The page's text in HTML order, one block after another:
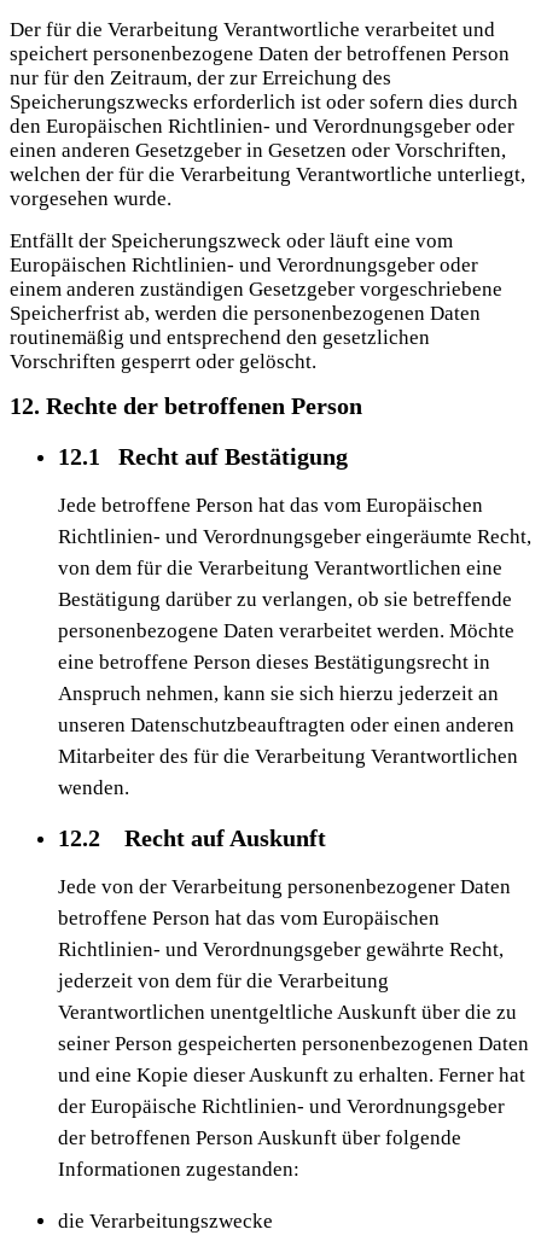
Der für die Verarbeitung Verantwortliche verarbeitet und
speichert personenbezogene Daten der betroffenen Person
nur für den Zeitraum, der zur Erreichung des
Speicherungszwecks erforderlich ist oder sofern dies durch
den Europäischen Richtlinien- und Verordnungsgeber oder
einen anderen Gesetzgeber in Gesetzen oder Vorschriften,
welchen der für die Verarbeitung Verantwortliche unterliegt,
vorgesehen wurde.
Entfällt der Speicherungszweck oder läuft eine vom
Europäischen Richtlinien- und Verordnungsgeber oder
einem anderen zuständigen Gesetzgeber vorgeschriebene
Speicherfrist ab, werden die personenbezogenen Daten
routinemäßig und entsprechend den gesetzlichen
Vorschriften gesperrt oder gelöscht.
12. Rechte der betroffenen Person
12.1 Recht auf Bestätigung
Jede betroffene Person hat das vom Europäischen
Richtlinien- und Verordnungsgeber eingeräumte Recht,
von dem für die Verarbeitung Verantwortlichen eine
Bestätigung darüber zu verlangen, ob sie betreffende
personenbezogene Daten verarbeitet werden. Möchte
eine betroffene Person dieses Bestätigungsrecht in
Anspruch nehmen, kann sie sich hierzu jederzeit an
unseren Datenschutzbeauftragten oder einen anderen
Mitarbeiter des für die Verarbeitung Verantwortlichen
wenden.
12.2 Recht auf Auskunft
Jede von der Verarbeitung personenbezogener Daten
betroffene Person hat das vom Europäischen
Richtlinien- und Verordnungsgeber gewährte Recht,
jederzeit von dem für die Verarbeitung
Verantwortlichen unentgeltliche Auskunft über die zu
seiner Person gespeicherten personenbezogenen Daten
und eine Kopie dieser Auskunft zu erhalten. Ferner hat
der Europäische Richtlinien- und Verordnungsgeber
der betroffenen Person Auskunft über folgende
Informationen zugestanden:
die Verarbeitungszwecke